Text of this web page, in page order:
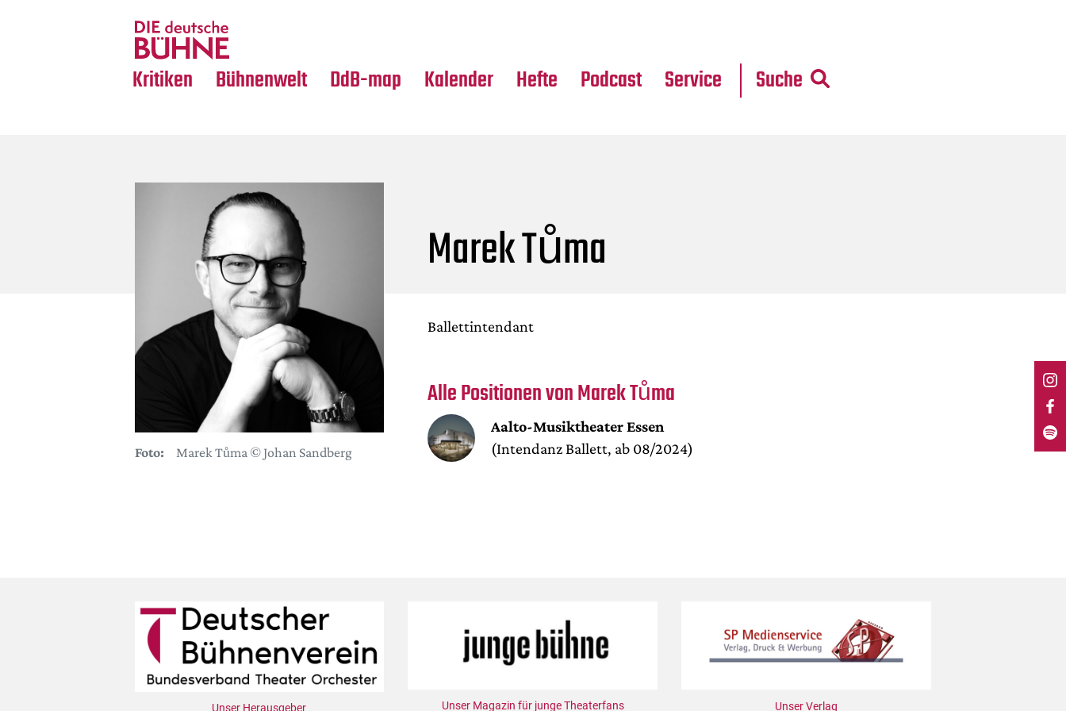
Kritiken
Crossover
Bühnenwelt
Medientipps
DdB-map Kalender Hefte Podcast Service Suche
Foto: Marek Tůma © Johan Sandberg
Marek Tůma
Ballettintendant
Alle Positionen von Marek Tůma
Aalto-Musiktheater Essen
(Intendanz Ballett, ab 08/2024)
Unser Herausgeber Unser Magazin für junge Theaterfans Unser Verlag